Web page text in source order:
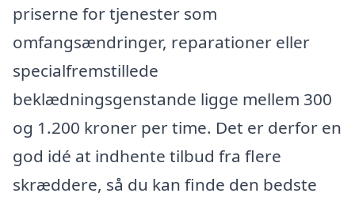
priserne for tjenester som
omfangsændringer, reparationer eller
specialfremstillede
beklædningsgenstande ligge mellem 300
og 1.200 kroner per time. Det er derfor en
god idé at indhente tilbud fra flere
skræddere, så du kan finde den bedste